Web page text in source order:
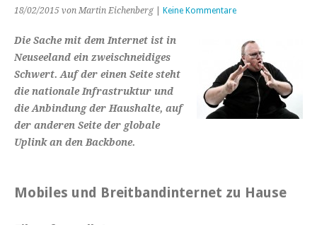
18/02/2015 von Martin Eichenberg Keine Kommentare
Die Sache mit dem Internet ist in
Neuseeland ein zweischneidiges
Schwert. Auf der einen Seite steht
die nationale Infrastruktur und
die Anbindung der Haushalte, auf
der anderen Seite der globale
Uplink an den Backbone.
Mobiles und Breitbandinternet zu Hause